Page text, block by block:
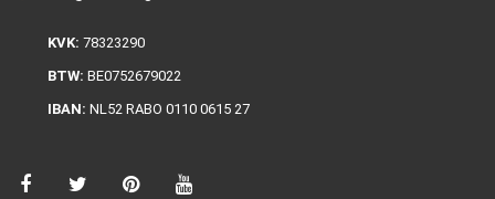
KVK: 78323290
BTW: BE0752679022
IBAN: NL52 RABO 0110 0615 27